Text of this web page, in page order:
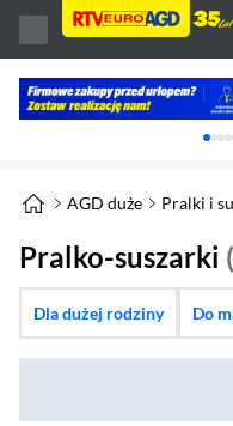
AGD duże Pralki i
Pralko-suszarki
Dla dużej rodziny Do